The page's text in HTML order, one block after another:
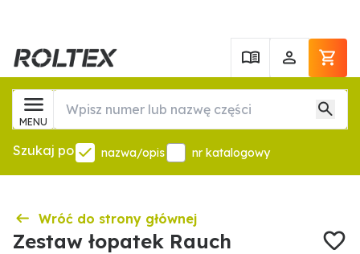
MENU
Szukaj po nazwa/opis nr katalogowy
Wróć do strony głównej
Zestaw łopatek Rauch